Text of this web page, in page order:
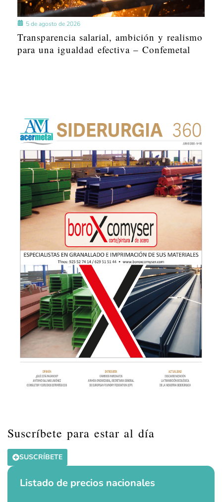
5 de agosto de 2026
Transparencia salarial, ambición y realismo
para una igualdad efectiva – Confemetal
Suscríbete para estar al día
SUSCRÍBETE
Listado de precios nacionales